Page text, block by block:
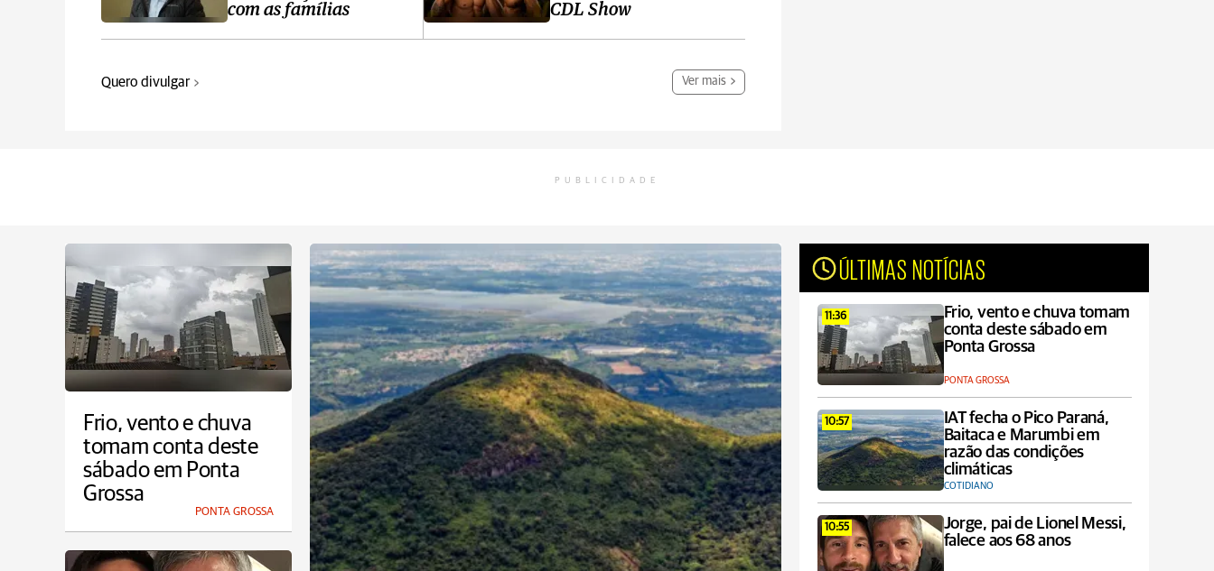
com as famílias
CDL Show
Quero divulgar Ver mais
PUBLICIDADE
Frio, vento e chuva
tomam conta deste
sábado em Ponta
Grossa
PONTA GROSSA
ÚLTIMAS NOTÍCIAS
11:36
Frio, vento e chuva tomam
conta deste sábado em
Ponta Grossa
PONTA GROSSA
10:57
IAT fecha o Pico Paraná,
Baitaca e Marumbi em
razão das condições
climáticas
COTIDIANO
10:55
Jorge, pai de Lionel Messi,
falece aos 68 anos